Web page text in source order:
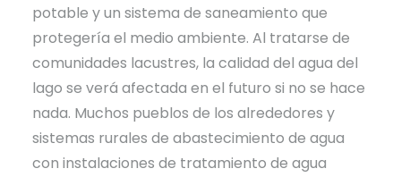
potable y un sistema de saneamiento que
protegería el medio ambiente. Al tratarse de
comunidades lacustres, la calidad del agua del
lago se verá afectada en el futuro si no se hace
nada. Muchos pueblos de los alrededores y
sistemas rurales de abastecimiento de agua
con instalaciones de tratamiento de agua